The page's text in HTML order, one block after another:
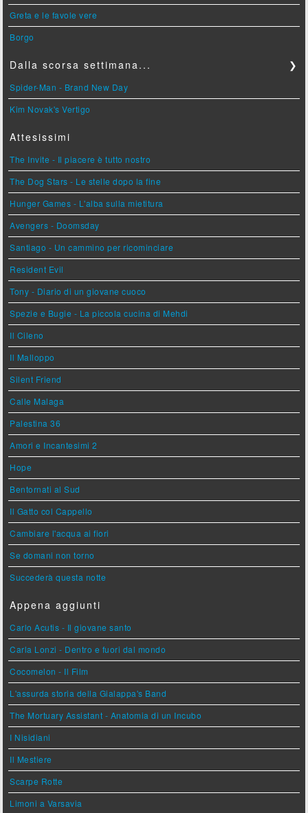
Greta e le favole vere
Borgo
Dalla scorsa settimana... ❯
Spider-Man - Brand New Day
Kim Novak's Vertigo
Attesissimi
The Invite - Il piacere è tutto nostro
The Dog Stars - Le stelle dopo la fine
Hunger Games - L'alba sulla mietitura
Avengers - Doomsday
Santiago - Un cammino per ricominciare
Resident Evil
Tony - Diario di un giovane cuoco
Spezie e Bugie - La piccola cucina di Mehdi
Il Cileno
Il Malloppo
Silent Friend
Calle Malaga
Palestina 36
Amori e Incantesimi 2
Hope
Bentornati al Sud
Il Gatto col Cappello
Cambiare l'acqua ai fiori
Se domani non torno
Succederà questa notte
Appena aggiunti
Carlo Acutis - Il giovane santo
Carla Lonzi - Dentro e fuori dal mondo
Cocomelon - Il Film
L'assurda storia della Gialappa's Band
The Mortuary Assistant - Anatomia di un Incubo
I Nisidiani
Il Mestiere
Scarpe Rotte
Limoni a Varsavia